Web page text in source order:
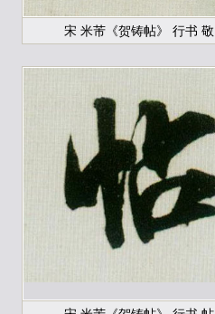
宋 米芾《贺铸帖》 行书 敬